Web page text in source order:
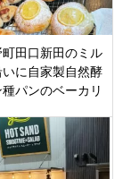
田口新田のミル
に自家製自然酵
パンのベーカリ